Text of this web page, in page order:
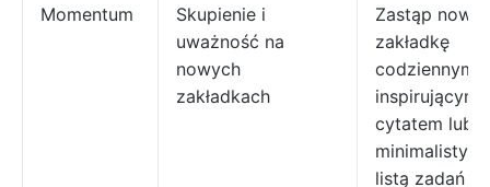
Momentum
Skupienie i
uważność na
nowych
zakładkach
Zastąp nową
zakładkę
codziennym
inspirującym
cytatem lub
listą zadań